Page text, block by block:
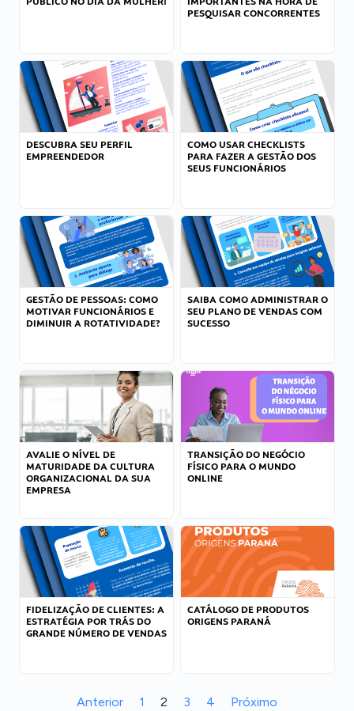
PESQUISAR CONCORRENTES
DESCUBRA SEU PERFIL
EMPREENDEDOR
COMO USAR CHECKLISTS
PARA FAZER A GESTÃO DOS
SEUS FUNCIONÁRIOS
GESTÃO DE PESSOAS: COMO
MOTIVAR FUNCIONÁRIOS E
DIMINUIR A ROTATIVIDADE?
SAIBA COMO ADMINISTRAR O
SEU PLANO DE VENDAS COM
SUCESSO
AVALIE O NÍVEL DE
MATURIDADE DA CULTURA
ORGANIZACIONAL DA SUA
EMPRESA
TRANSIÇÃO DO NEGÓCIO
FÍSICO PARA O MUNDO
ONLINE
FIDELIZAÇÃO DE CLIENTES: A
ESTRATÉGIA POR TRÁS DO
GRANDE NÚMERO DE VENDAS
CATÁLOGO DE PRODUTOS
ORIGENS PARANÁ
Anterior 1 2 3 4 Próximo